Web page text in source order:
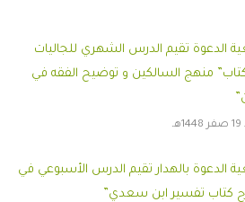
الدعوة تقيم الدرس الشهري للجاليات
منهج السالكين و توضيح الفقه في
الدعوة بالهدار تقيم الدرس الأسبوعي في
كتاب تفسير ابن سعدي”